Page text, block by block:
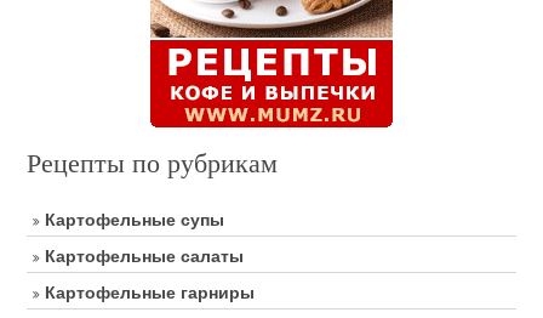
Рецепты по рубрикам
Картофельные супы
Картофельные салаты
Картофельные гарниры